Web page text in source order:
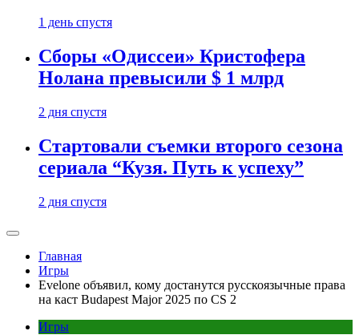
1 день спустя
Сборы «Одиссеи» Кристофера
Нолана превысили $ 1 млрд
2 дня спустя
Стартовали съемки второго сезона
сериала “Кузя. Путь к успеху”
2 дня спустя
Главная
Игры
Evelone объявил, кому достанутся русскоязычные права
на каст Budapest Major 2025 по CS 2
Игры